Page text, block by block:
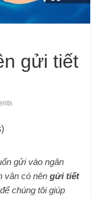
gửi tiết
gửi vào ngân
vân có nêngửi tiết
chúng tôi giúp